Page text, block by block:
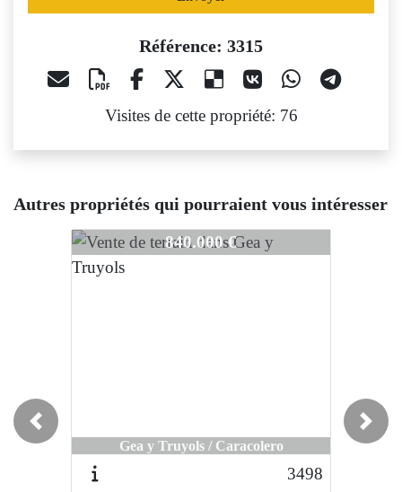
Référence: 3315
Visites de cette propriété: 76
Autres propriétés qui pourraient vous intéresser
840.000 €
Gea y Truyols / Caracolero
3315 840.000 €
Gea y Truyols / Caracolero
3433
Previous Next